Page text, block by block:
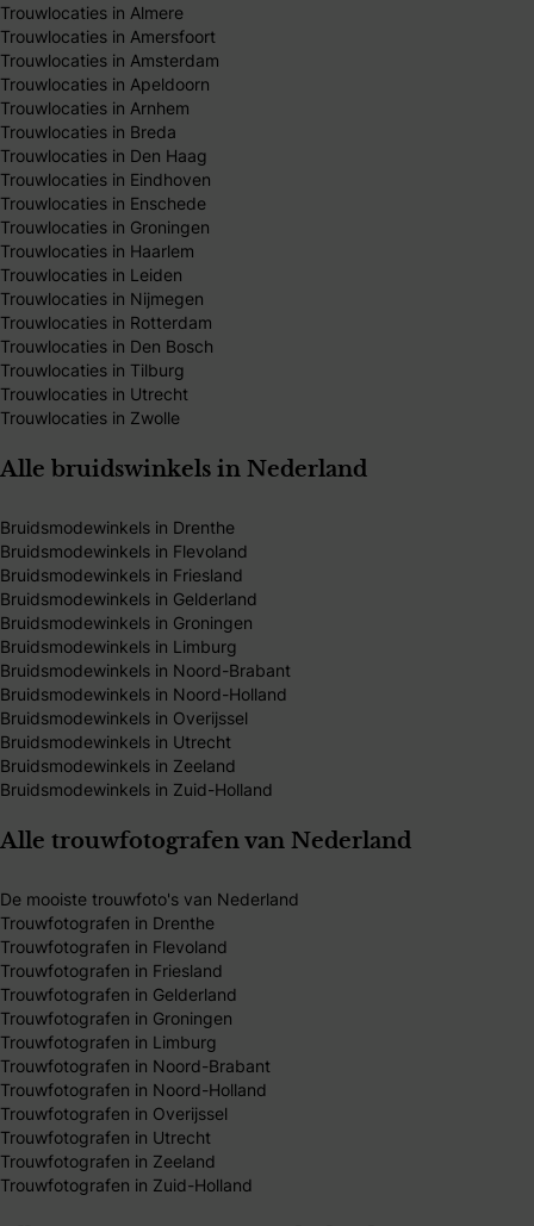
Trouwlocaties in Almere
Trouwlocaties in Amersfoort
Trouwlocaties in Amsterdam
Trouwlocaties in Apeldoorn
Trouwlocaties in Arnhem
Trouwlocaties in Breda
Trouwlocaties in Den Haag
Trouwlocaties in Eindhoven
Trouwlocaties in Enschede
Trouwlocaties in Groningen
Trouwlocaties in Haarlem
Trouwlocaties in Leiden
Trouwlocaties in Nijmegen
Trouwlocaties in Rotterdam
Trouwlocaties in Den Bosch
Trouwlocaties in Tilburg
Trouwlocaties in Utrecht
Trouwlocaties in Zwolle
Alle bruidswinkels in Nederland
Bruidsmodewinkels in Drenthe
Bruidsmodewinkels in Flevoland
Bruidsmodewinkels in Friesland
Bruidsmodewinkels in Gelderland
Bruidsmodewinkels in Groningen
Bruidsmodewinkels in Limburg
Bruidsmodewinkels in Noord-Brabant
Bruidsmodewinkels in Noord-Holland
Bruidsmodewinkels in Overijssel
Bruidsmodewinkels in Utrecht
Bruidsmodewinkels in Zeeland
Bruidsmodewinkels in Zuid-Holland
Alle trouwfotografen van Nederland
De mooiste trouwfoto's van Nederland
Trouwfotografen in Drenthe
Trouwfotografen in Flevoland
Trouwfotografen in Friesland
Trouwfotografen in Gelderland
Trouwfotografen in Groningen
Trouwfotografen in Limburg
Trouwfotografen in Noord-Brabant
Trouwfotografen in Noord-Holland
Trouwfotografen in Overijssel
Trouwfotografen in Utrecht
Trouwfotografen in Zeeland
Trouwfotografen in Zuid-Holland